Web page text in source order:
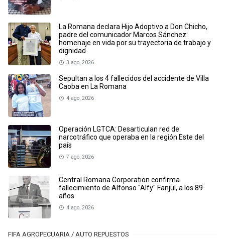
La Romana declara Hijo Adoptivo a Don Chicho,
padre del comunicador Marcos Sánchez:
homenaje en vida por su trayectoria de trabajo y
dignidad
3 ago, 2026
Sepultan a los 4 fallecidos del accidente de Villa
Caoba en La Romana
4 ago, 2026
Operación LGTCA: Desarticulan red de
narcotráfico que operaba en la región Este del
país
7 ago, 2026
Central Romana Corporation confirma
fallecimiento de Alfonso "Alfy" Fanjul, a los 89
años
4 ago, 2026
FIFA AGROPECUARIA / AUTO REPUESTOS